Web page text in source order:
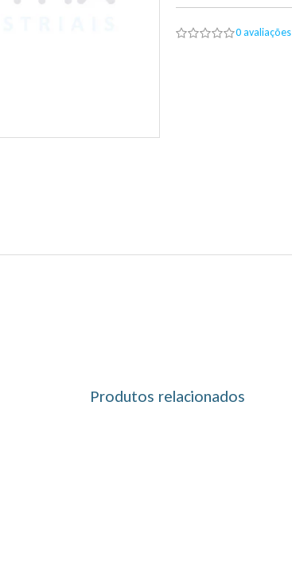
0 avaliações
Produtos relacionados